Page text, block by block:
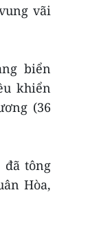
vãi
biển
khiển
(36
đã tông
Hòa,